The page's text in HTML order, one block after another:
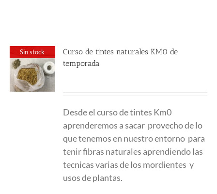
Sin stock
Curso de tintes naturales KM0 de
temporada
Desde el curso de tintes Km0
aprenderemos a sacar provecho de lo
que tenemos en nuestro entorno para
tenir fibras naturales aprendiendo las
tecnicas varias de los mordientes y
usos de plantas.